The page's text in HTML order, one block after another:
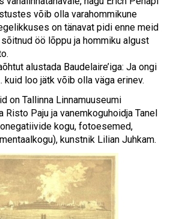
võib olla varahommikune
on tänavat pidi enne meid
öö lõppu ja hommiku algust
alustada Baudelaire’iga: Ja ongi
kuid loo jätk võib olla väga erinev.
on Tallinna Linnamuuseumi
Risto Paju ja vanemkoguhoidja Tanel
kogu, fotoesemed,
kunstnik Lilian Juhkam.